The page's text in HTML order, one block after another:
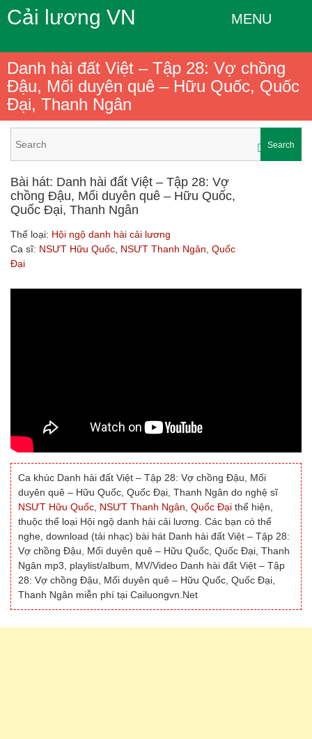
Cải lương VN MENU
Danh hài đất Việt – Tập 28: Vợ chồng
Đậu, Mối duyên quê – Hữu Quốc, Quốc
Đại, Thanh Ngân
Search
Bài hát: Danh hài đất Việt – Tập 28: Vợ
chồng Đậu, Mối duyên quê – Hữu Quốc,
Quốc Đại, Thanh Ngân
Thể loại: Hội ngộ danh hài cải lương
Ca sĩ: NSƯT Hữu Quốc NSƯT Thanh Ngân Quốc
Đại
Ca khúc Danh hài đất Việt – Tập 28: Vợ chồng Đậu, Mối
duyên quê – Hữu Quốc, Quốc Đại, Thanh Ngân do nghệ sĩ
NSƯT Hữu Quốc NSƯT Thanh Ngân Quốc Đại thể hiện,
thuộc thể loại Hội ngộ danh hài cải lương. Các bạn có thể
nghe, download (tải nhạc) bài hát Danh hài đất Việt – Tập 28:
Vợ chồng Đậu, Mối duyên quê – Hữu Quốc, Quốc Đại, Thanh
Ngân mp3, playlist/album, MV/Video Danh hài đất Việt – Tập
28: Vợ chồng Đậu, Mối duyên quê – Hữu Quốc, Quốc Đại,
Thanh Ngân miễn phí tại Cailuongvn.Net